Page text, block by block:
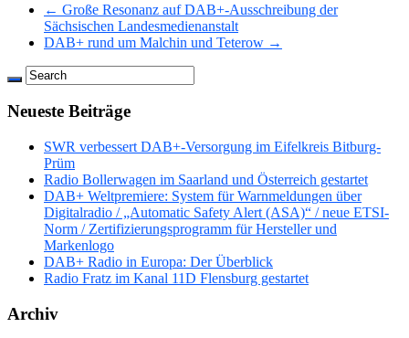
← Große Resonanz auf DAB+-Ausschreibung der
Sächsischen Landesmedienanstalt
DAB+ rund um Malchin und Teterow →
Neueste Beiträge
SWR verbessert DAB+-Versorgung im Eifelkreis Bitburg-
Prüm
Radio Bollerwagen im Saarland und Österreich gestartet
DAB+ Weltpremiere: System für Warnmeldungen über
Digitalradio / „Automatic Safety Alert (ASA)“ / neue ETSI-
Norm / Zertifizierungsprogramm für Hersteller und
Markenlogo
DAB+ Radio in Europa: Der Überblick
Radio Fratz im Kanal 11D Flensburg gestartet
Archiv